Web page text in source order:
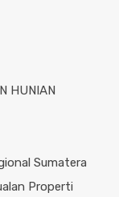
HUNIAN
Sumatera
Properti